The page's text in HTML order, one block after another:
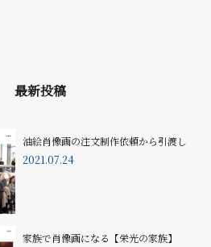
最新投稿
油絵肖像画の注文制作依頼から引渡し
2021.07.24
家族で肖像画になる【栄光の家族】